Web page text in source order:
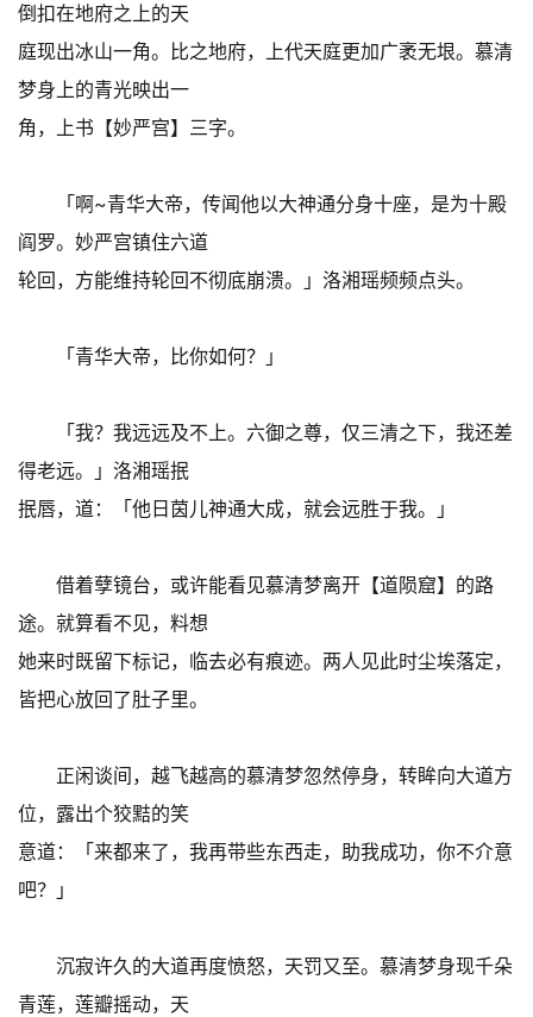
倒扣在地府之上的天
庭现出冰山一角。比之地府，上代天庭更加广袤无垠。慕清
梦身上的青光映出一
角，上书【妙严宫】三字。
「啊~青华大帝，传闻他以大神通分身十座，是为十殿
阎罗。妙严宫镇住六道
轮回，方能维持轮回不彻底崩溃。」洛湘瑶频频点头。
「青华大帝，比你如何？」
「我？我远远及不上。六御之尊，仅三清之下，我还差
得老远。」洛湘瑶抿
抿唇，道：「他日茵儿神通大成，就会远胜于我。」
借着孽镜台，或许能看见慕清梦离开【道陨窟】的路
途。就算看不见，料想
她来时既留下标记，临去必有痕迹。两人见此时尘埃落定，
皆把心放回了肚子里。
正闲谈间，越飞越高的慕清梦忽然停身，转眸向大道方
位，露出个狡黠的笑
意道：「来都来了，我再带些东西走，助我成功，你不介意
吧？」
沉寂许久的大道再度愤怒，天罚又至。慕清梦身现千朵
青莲，莲瓣摇动，天